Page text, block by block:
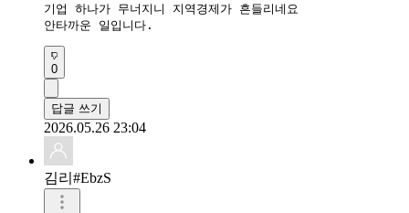
기업 하나가 무너지니 지역경제가 흔들리네요
안타까운 일입니다.
0
답글 쓰기
2026.05.26 23:04
김리#EbzS